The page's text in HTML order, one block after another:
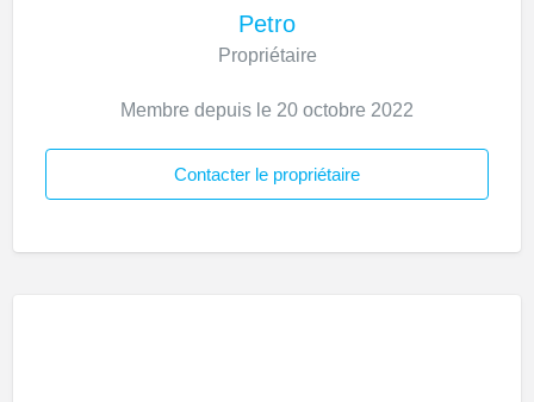
Petro
Propriétaire
Membre depuis le 20 octobre 2022
Contacter le propriétaire